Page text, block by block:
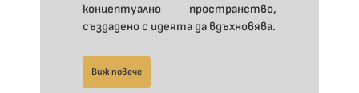
концептуално пространство,
създадено с идеята да вдъхновява.
Виж повече